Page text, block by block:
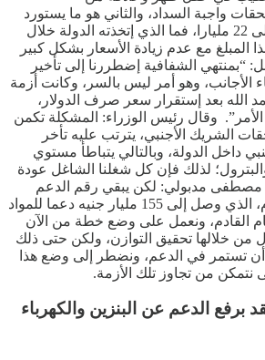
واجبة السداد، والثاني هو ما يستورد
من منتجات؛ لذا نحتاج إلى 22 مليارا، فما الذي إتخذته الدولة خلال
المبلغ مع عدم زيادة الأسعار بشكل كبير
“بمنتهي الشفافية إضطررنا إلى تأخير
وهو أمر ليس بالسر، وكانت أزمة
الله بعد إستقرار سعر صرف الدولار،
الأمر”. وقال رئيس الوزراء: المشكلة تكمن
الشريك الأجنبي، يترتب عليه تأخر
داخل الدولة، وبالتالي يتباطأ مستوي
والبترول؛ لذلك فإن كل شغلنا الشاغل عودة
مصطفى مدبولي: لكن يبقي رقم الدعم
الكبير جدا الموجود اليوم، الذي وصل إلى 155 مليار جنيه دعما للمواد
القادم، ونعمل على وضع خطة من الآن
2025 نحاول من خلالها تحقيق التوازن، ولكن حتى ذلك
أن تستمر في الدعم، ونضطر إلى وضع هذا
من تجاوز تلك الأزمة.
برفع الدعم عن البنزين والكهرباء